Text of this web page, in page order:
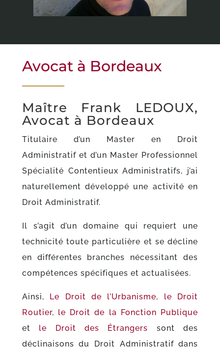
Avocat à Bordeaux
Maître Frank LEDOUX,
Avocat à Bordeaux
Titulaire d’un Master en Droit
Administratif et d’un Master Professionnel
Spécialité Contentieux Administratifs, j’ai
naturellement développé une activité en
Droit Administratif.
Il s’agit d’un domaine qui requiert une
technicité toute particulière et se décline
en différentes branches nécessitant des
compétences spécifiques et actualisées.
Ainsi, Le Droit de l’Urbanisme, le Droit
Routier, le Droit de la Fonction Publique
et le Droit des Étrangers sont des
déclinaisons du Droit Administratif dans